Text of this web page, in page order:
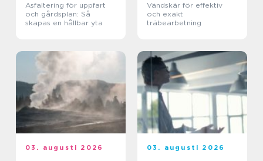
Asfaltering för uppfart
och gårdsplan: Så
skapas en hållbar yta
Vändskär för effektiv
och exakt
träbearbetning
03. augusti 2026 03. augusti 2026